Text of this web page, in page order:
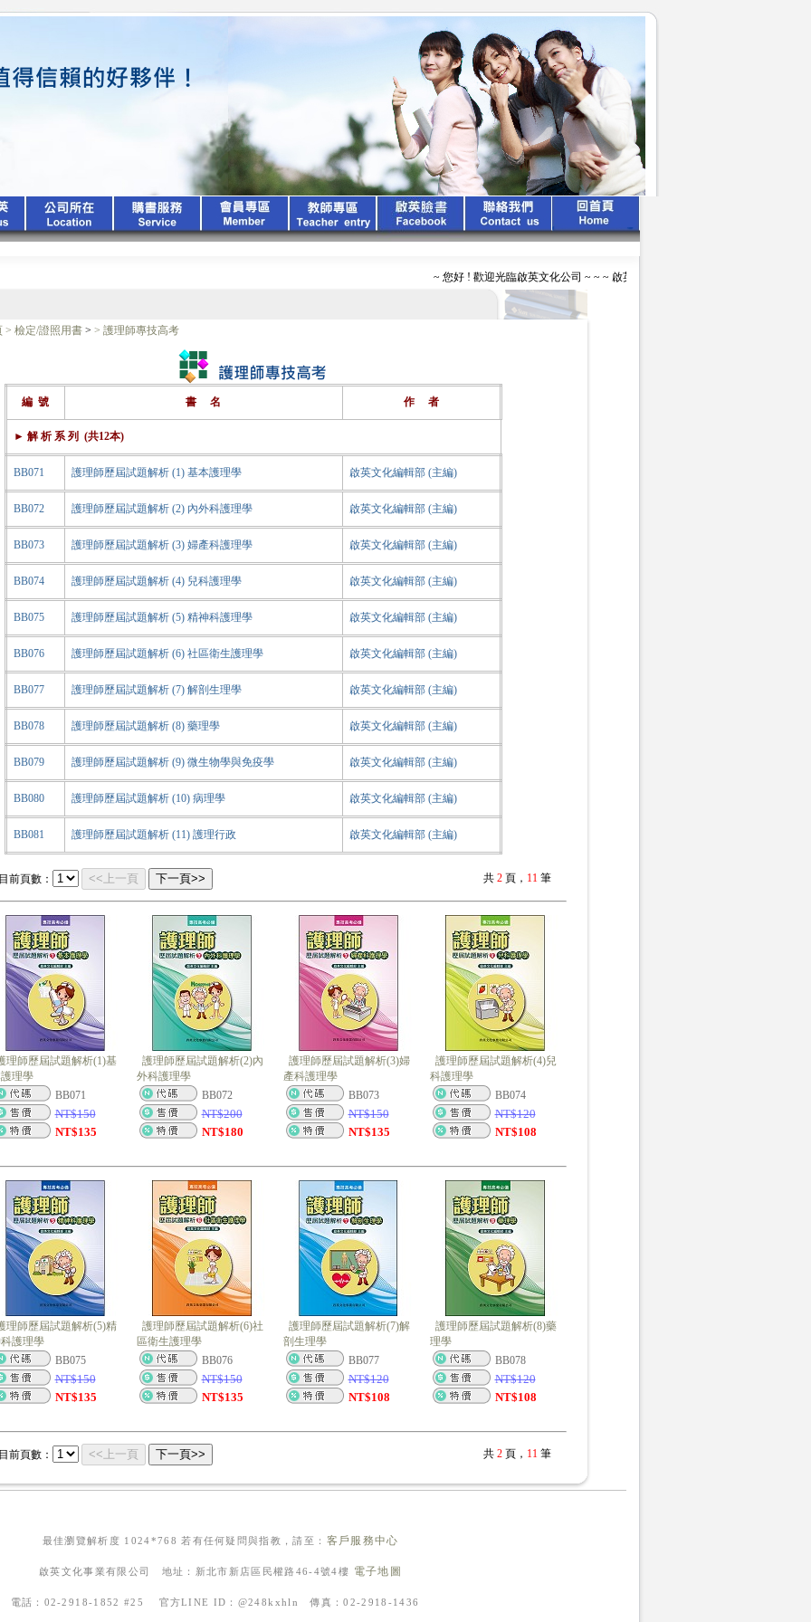
~ 您好 ! 歡迎光臨啟英文化公司 ~ ~ ~ 啟英出版 、 專業領航 ~ ~ ~
> 檢定/證照用書 > > 護理師專技高考
編 號 書 名 作 者
► 解 析 系 列 (共12本)
BB071 護理師歷屆試題解析 (1) 基本護理學 啟英文化編輯部 (主編)
BB072 護理師歷屆試題解析 (2) 內外科護理學 啟英文化編輯部 (主編)
BB073 護理師歷屆試題解析 (3) 婦產科護理學 啟英文化編輯部 (主編)
BB074 護理師歷屆試題解析 (4) 兒科護理學 啟英文化編輯部 (主編)
BB075 護理師歷屆試題解析 (5) 精神科護理學 啟英文化編輯部 (主編)
BB076 護理師歷屆試題解析 (6) 社區衛生護理學 啟英文化編輯部 (主編)
BB077 護理師歷屆試題解析 (7) 解剖生理學 啟英文化編輯部 (主編)
BB078 護理師歷屆試題解析 (8) 藥理學 啟英文化編輯部 (主編)
BB079 護理師歷屆試題解析 (9) 微生物學與免疫學 啟英文化編輯部 (主編)
BB080 護理師歷屆試題解析 (10) 病理學 啟英文化編輯部 (主編)
BB081 護理師歷屆試題解析 (11) 護理行政 啟英文化編輯部 (主編)
前頁數： <<上一頁 下一頁>> 共 2 頁， 11 筆
理師歷屆試題解析(1)基
理學
BB071
NT$150
NT$135
護理師歷屆試題解析(2)內
外科護理學
BB072
NT$200
NT$180
護理師歷屆試題解析(3)婦
產科護理學
BB073
NT$150
NT$135
護理師歷屆試題解析(4)兒
科護理學
BB074
NT$120
NT$108
理師歷屆試題解析(5)精
護理學
BB075
NT$150
NT$135
護理師歷屆試題解析(6)社
區衛生護理學
BB076
NT$150
NT$135
護理師歷屆試題解析(7)解
剖生理學
BB077
NT$120
NT$108
護理師歷屆試題解析(8)藥
理學
BB078
NT$120
NT$108
前頁數： <<上一頁 下一頁>> 共 2 頁， 11 筆
最佳瀏覽解析度 1024*768 若有任何疑問與指教，請至： 客戶服務中心
啟英文化事業有限公司 地址：新北市新店區民權路46-4號4樓 電子地圖
電話：02-2918-1852 #25 官方LINE ID：@248kxhln 傳真：02-2918-1436